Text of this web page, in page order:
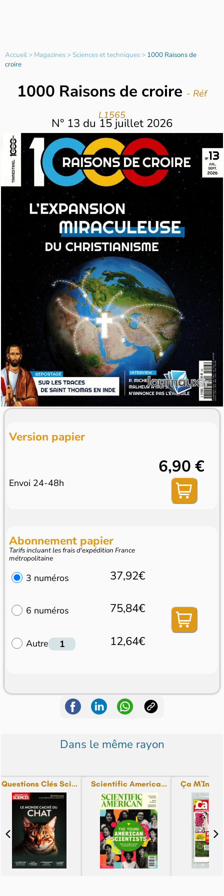
Accueil> Magazines> Sciences et techniques> 1000 Raisons de
croire
1000 Raisons de croire - Réf
L1565
N° 13 du 15 juillet 2026
Version papier
Envoi 24-48h
6,90 €
Abonnement papier
Tarifs incluant les frais d'expédition France
métropolitaine
3 numéros 37,92€
6 numéros 75,84€
Autre 12,64€
Dans le même rayon
Questions Clés Sci... Scientific America... Ça